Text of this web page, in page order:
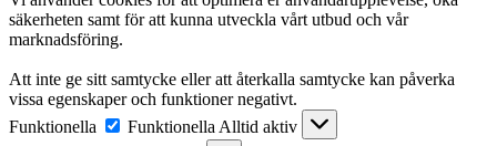
säkerheten samt för att kunna utveckla vårt utbud och vår
marknadsföring.
Att inte ge sitt samtycke eller att återkalla samtycke kan påverka
vissa egenskaper och funktioner negativt.
Funktionella
Funktionella Alltid aktiv